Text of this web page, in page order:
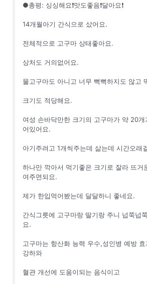
●총평: 싱싱해요❗맛도좋음❗달아요❗
14개월아기 간식으로 샀어요.
전체적으로 고구마 상태좋아요.
상처도 거의없어요.
물고구마도 아니고 너무 뻑뻑하지도 않고
크기도 적당해요.
여성 손바닥만한 크기의 고구마가 약 20개
어있어요.
아기주려고 1개씩주는데 삶는데 시간오래
하나만 깍아서 먹기좋은 크기로 잘라 뜨거
여주면되요.
제가 한입먹어봤는데 달달하니 좋네요.
간식그릇에 고구마랑 딸기랑 주니 넙쭉넙
요.
고구마는 항산화 능력 우수,성인병 예방
강하와
혈관 개선에 도움이되는 음식이고